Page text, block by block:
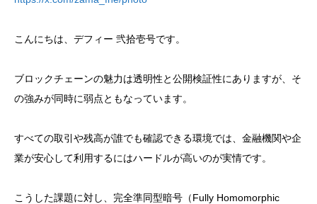
こんにちは、デフィー 弐拾壱号です。
ブロックチェーンの魅力は透明性と公開検証性にありますが、そ
の強みが同時に弱点ともなっています。
すべての取引や残高が誰でも確認できる環境では、金融機関や企
業が安心して利用するにはハードルが高いのが実情です。
こうした課題に対し、完全準同型暗号（Fully Homomorphic